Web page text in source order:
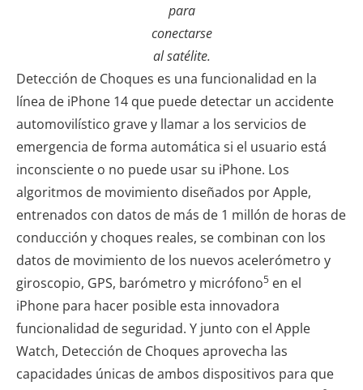
para
conectarse
al satélite.
Detección de Choques es una funcionalidad en la
línea de iPhone 14 que puede detectar un accidente
automovilístico grave y llamar a los servicios de
emergencia de forma automática si el usuario está
inconsciente o no puede usar su iPhone. Los
algoritmos de movimiento diseñados por Apple,
entrenados con datos de más de 1 millón de horas de
conducción y choques reales, se combinan con los
datos de movimiento de los nuevos acelerómetro y
giroscopio, GPS, barómetro y micrófono5 en el
iPhone para hacer posible esta innovadora
funcionalidad de seguridad. Y junto con el Apple
Watch, Detección de Choques aprovecha las
capacidades únicas de ambos dispositivos para que